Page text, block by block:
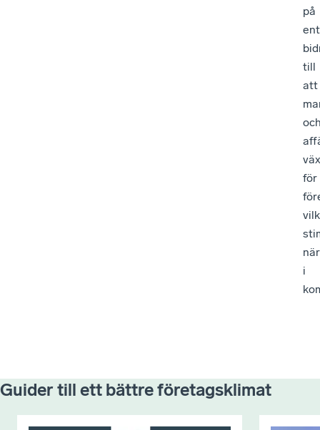
på
till
att
för
i
Guider till ett bättre företagsklimat